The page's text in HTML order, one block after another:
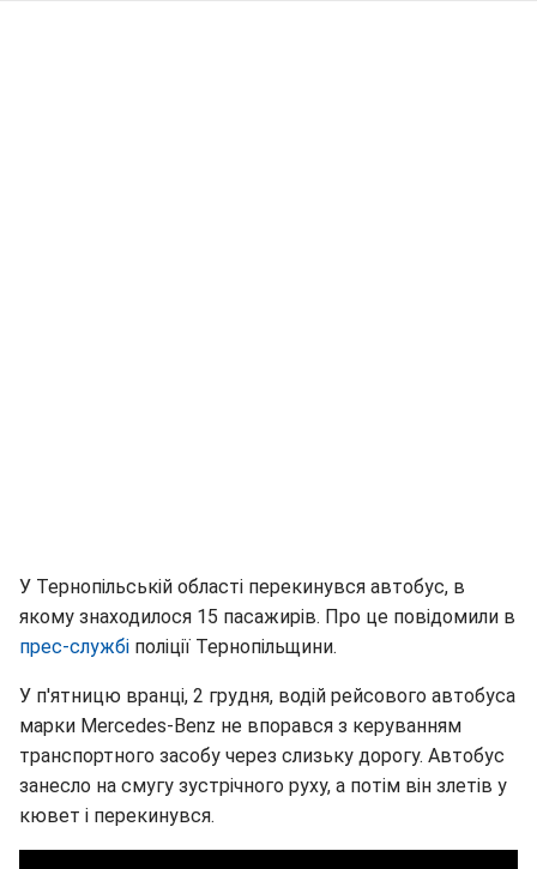
У Тернопільській області перекинувся автобус, в
якому знаходилося 15 пасажирів. Про це повідомили в
прес-службі поліції Тернопільщини.
У п'ятницю вранці, 2 грудня, водій рейсового автобуса
марки Mercedes-Benz не впорався з керуванням
транспортного засобу через слизьку дорогу. Автобус
занесло на смугу зустрічного руху, а потім він злетів у
кювет і перекинувся.